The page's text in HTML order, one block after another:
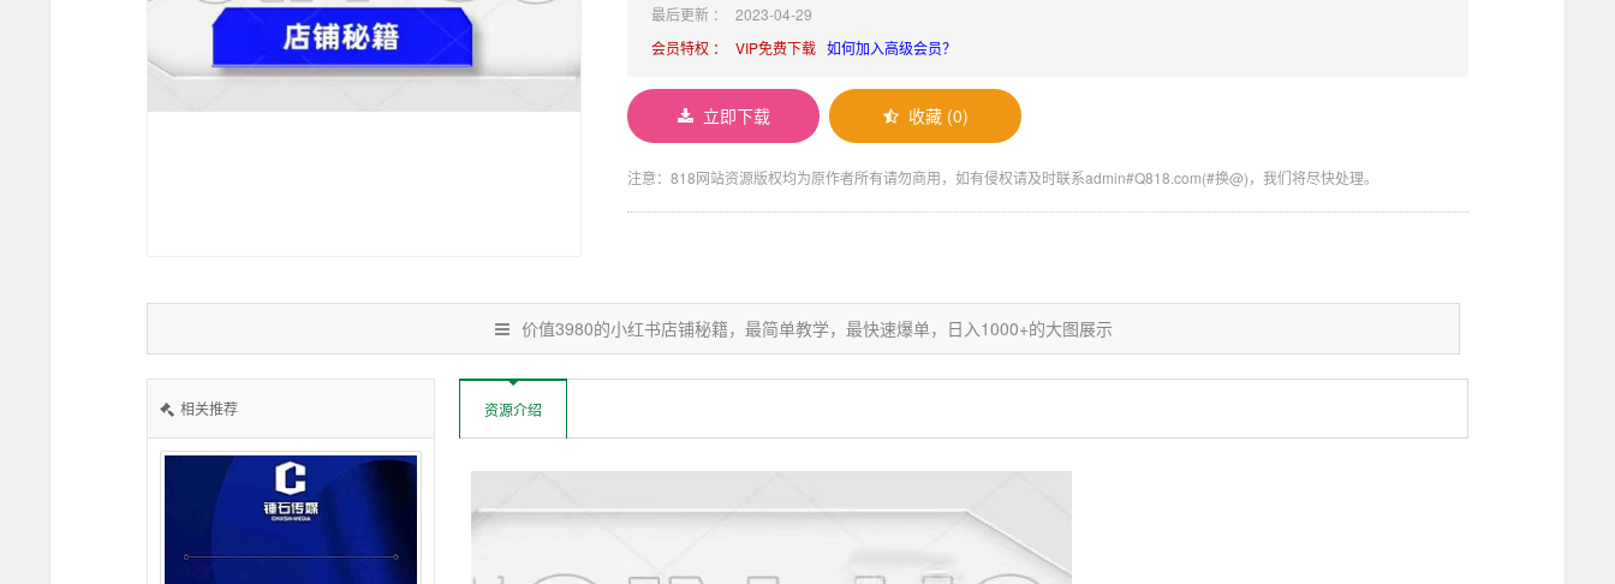
最后更新 ：
2023-04-29
会员特权 ：
VIP免费下载 如何加入高级会员？
立即下载 收藏 (0)
注意：818网站资源版权均为原作者所有请勿商用，如有侵权请及时联系admin#Q818.com(#换@)，我们将尽快处理。
价值3980的小红书店铺秘籍，最简单教学，最快速爆单，日入1000+的大图展示
资源介绍
相关推荐